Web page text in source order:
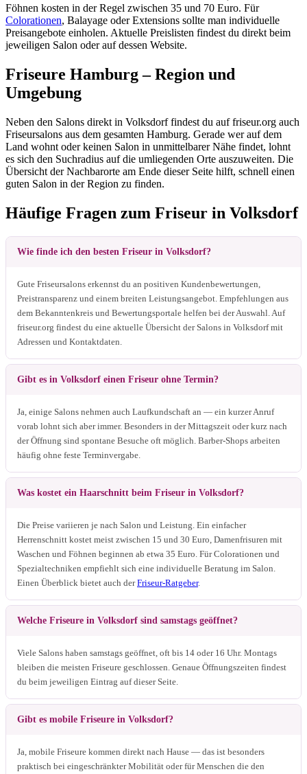
Föhnen kosten in der Regel zwischen 35 und 70 Euro. Für
Colorationen, Balayage oder Extensions sollte man individuelle
Preisangebote einholen. Aktuelle Preislisten findest du direkt beim
jeweiligen Salon oder auf dessen Website.
Friseure Hamburg – Region und
Umgebung
Neben den Salons direkt in Volksdorf findest du auf friseur.org auch
Friseursalons aus dem gesamten Hamburg. Gerade wer auf dem
Land wohnt oder keinen Salon in unmittelbarer Nähe findet, lohnt
es sich den Suchradius auf die umliegenden Orte auszuweiten. Die
Übersicht der Nachbarorte am Ende dieser Seite hilft, schnell einen
guten Salon in der Region zu finden.
Häufige Fragen zum Friseur in Volksdorf
Wie finde ich den besten Friseur in Volksdorf?
Gute Friseursalons erkennst du an positiven Kundenbewertungen,
Preistransparenz und einem breiten Leistungsangebot. Empfehlungen aus
dem Bekanntenkreis und Bewertungsportale helfen bei der Auswahl. Auf
friseur.org findest du eine aktuelle Übersicht der Salons in Volksdorf mit
Adressen und Kontaktdaten.
Gibt es in Volksdorf einen Friseur ohne Termin?
Ja, einige Salons nehmen auch Laufkundschaft an — ein kurzer Anruf
vorab lohnt sich aber immer. Besonders in der Mittagszeit oder kurz nach
der Öffnung sind spontane Besuche oft möglich. Barber-Shops arbeiten
häufig ohne feste Terminvergabe.
Was kostet ein Haarschnitt beim Friseur in Volksdorf?
Die Preise variieren je nach Salon und Leistung. Ein einfacher
Herrenschnitt kostet meist zwischen 15 und 30 Euro, Damenfrisuren mit
Waschen und Föhnen beginnen ab etwa 35 Euro. Für Colorationen und
Spezialtechniken empfiehlt sich eine individuelle Beratung im Salon.
Einen Überblick bietet auch derFriseur-Ratgeber.
Welche Friseure in Volksdorf sind samstags geöffnet?
Viele Salons haben samstags geöffnet, oft bis 14 oder 16 Uhr. Montags
bleiben die meisten Friseure geschlossen. Genaue Öffnungszeiten findest
du beim jeweiligen Eintrag auf dieser Seite.
Gibt es mobile Friseure in Volksdorf?
Ja, mobile Friseure kommen direkt nach Hause — das ist besonders
praktisch bei eingeschränkter Mobilität oder für Menschen die den